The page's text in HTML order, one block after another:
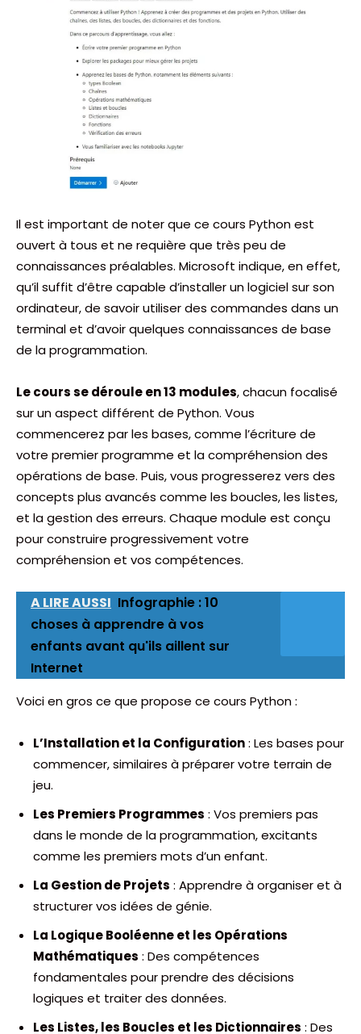
Il est important de noter que ce cours Python est
ouvert à tous et ne requière que très peu de
connaissances préalables. Microsoft indique, en effet,
qu’il suffit d’être capable d’installer un logiciel sur son
ordinateur, de savoir utiliser des commandes dans un
terminal et d’avoir quelques connaissances de base
de la programmation.
Le cours se déroule en 13 modules, chacun focalisé
sur un aspect différent de Python. Vous
commencerez par les bases, comme l’écriture de
votre premier programme et la compréhension des
opérations de base. Puis, vous progresserez vers des
concepts plus avancés comme les boucles, les listes,
et la gestion des erreurs. Chaque module est conçu
pour construire progressivement votre
compréhension et vos compétences.
A LIRE AUSSI Infographie : 10
choses à apprendre à vos
enfants avant qu'ils aillent sur
Internet
Voici en gros ce que propose ce cours Python :
L’Installation et la Configuration: Les bases pour
commencer, similaires à préparer votre terrain de
jeu.
Les Premiers Programmes : Vos premiers pas
dans le monde de la programmation, excitants
comme les premiers mots d’un enfant.
La Gestion de Projets : Apprendre à organiser et à
structurer vos idées de génie.
La Logique Booléenne et les Opérations
Mathématiques : Des compétences
fondamentales pour prendre des décisions
logiques et traiter des données.
Les Listes, les Boucles et les Dictionnaires : Des